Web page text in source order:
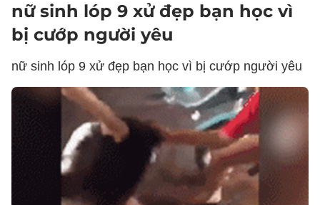
nữ sinh lóp 9 xử đẹp bạn học vì
bị cướp người yêu
nữ sinh lóp 9 xử đẹp bạn học vì bị cướp người yêu